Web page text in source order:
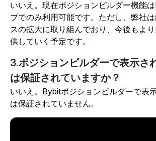
いいえ。現在ポジションビルダー機能
ブでのみ利用可能です。ただし、弊社
スの拡大に取り組んでおり、今後もよ
供していく予定です。
3.ポジションビルダーで表示さ
は保証されていますか？
いいえ。Bybitポジションビルダーで表
は保証されていません。